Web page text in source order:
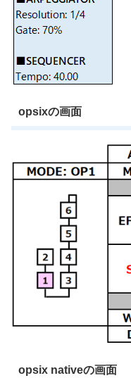
opsixの画面
opsix nativeの画面